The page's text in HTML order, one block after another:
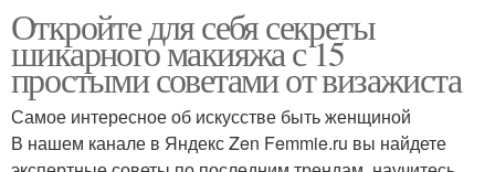
Откройте для себя секреты
шикарного макияжа с 15
простыми советами от визажиста
Самое интересное об искусстве быть женщиной
В нашем канале в Яндекс Zen Femmie.ru вы найдете